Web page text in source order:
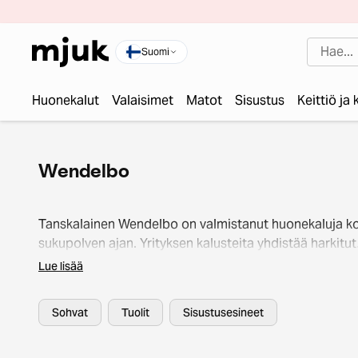
Suomi
Huonekalut Valaisimet Matot Sisustus Keittiö ja
Wendelbo
Tanskalainen Wendelbo on valmistanut huonekaluja
sukupolven ajan. Yrityksen kalusteita yhdistää harkitut
yksityiskohdat, vahva visuaalinen ilme ja
käytännöllisiä taideteoksia, jotka tekevät kodistasi
ja tarjoavat ensiluokkaista mukavuutta. Tutustu Mjukin
Lue lisää
Sohvat Tuolit Sisustusesineet